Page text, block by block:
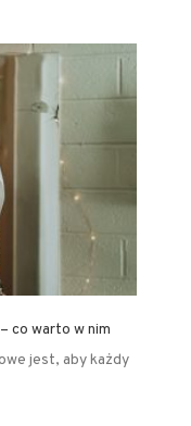
co warto w nim
jest, aby każdy